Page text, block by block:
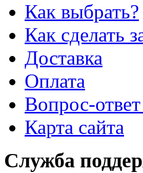
Как выбрать?
Как сделать
Доставка
Оплата
Вопрос-
Карта сайта
Служба